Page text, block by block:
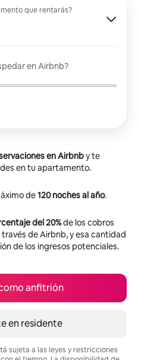
que rentarás?
en Airbnb?
en Airbnby te
en tu apartamento.
de120 noches al año.
del 20%de los cobros
de Airbnb, y esa cantidad
de los ingresos potenciales.
anfitrión
en residente
sujeta a las leyes y restricciones